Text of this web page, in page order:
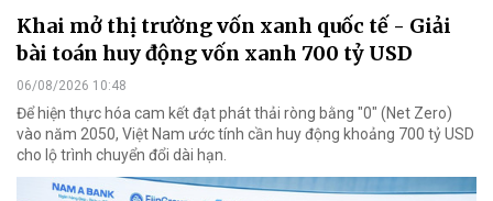
Khai mở thị trường vốn xanh quốc tế - Giải
bài toán huy động vốn xanh 700 tỷ USD
06/08/2026 10:48
Để hiện thực hóa cam kết đạt phát thải ròng bằng "0" (Net Zero)
vào năm 2050, Việt Nam ước tính cần huy động khoảng 700 tỷ USD
cho lộ trình chuyển đổi dài hạn.